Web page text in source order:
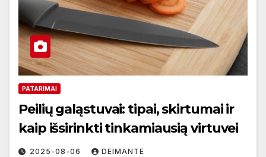
PATARIMAI
Peilių galąstuvai: tipai, skirtumai ir
kaip išsirinkti tinkamiausią virtuvei
2025-08-06 DEIMANTE